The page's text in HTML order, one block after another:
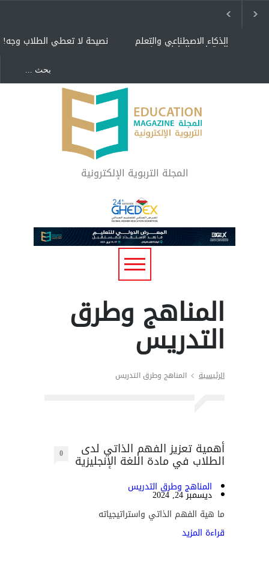
نصيحة لا تعطي الطلاب وجه! الذكاء الاصطناعي والتعلم
الاجتماعي العاطفي: نحو
ظاهرة الزومبي المدرسي
لاستمرار أسلوب التربية
هل الذكاء العاطفي أساس
رفاه المجتمع؟
المجلة التربوية الإلكترونية
المناهج وطرق
التدريس
الرئيسية المناهج وطرق التدريس
أهمية تعزيز الفهم الذاتي لدى
الطلاب في مادة اللغة الإنجليزية 0
المناهج وطرق التدريس
ديسمبر 24, 2024
ما هية الفهم الذاتي واستراتيجياته
قراءة المزيد